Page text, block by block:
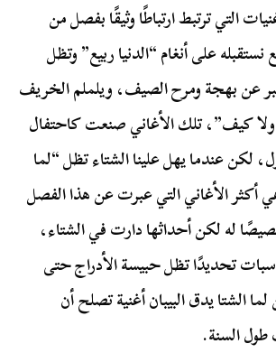
التي ترتبط ارتباطًا وثيقًا بفصل من
على أنغام “الدنيا ربيع” وتظل
عن بهجة ومرح الصيف، ويلملم الخريف
“ولا كيف”، تلك الأغاني صنعت كاحتفال
لكن عندما يهل علينا الشتاء تظل “لما
أكثر الأغاني التي عبرت عن هذا الفصل
له لكن أحداثها دارت في الشتاء،
تحديدًا تظل حبيسة الأدراج حتى
الشتا يدق البيبان أغنية تصلح أن
السنة.